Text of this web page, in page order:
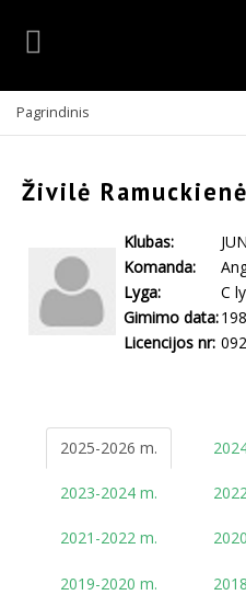
Pagrindinis
Živilė Ramuckienė
Klubas:
Komanda:
Lyga:
C
Gimimo data:
Licencijos nr:
2025-2026 m.
2023-2024 m.
2021-2022 m.
2019-2020 m.